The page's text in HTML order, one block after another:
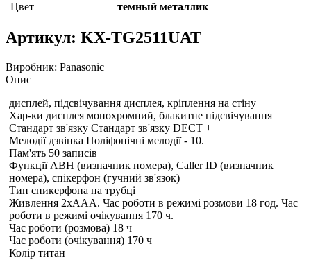
Цвет
темный металлик
Артикул: KX-TG2511UAT
Виробник: Panasonic
Опис
дисплей, підсвічування дисплея, кріплення на стіну
Хар-ки дисплея монохромний, блакитне підсвічування
Стандарт зв'язку Стандарт зв'язку DECT +
Мелодії дзвінка Поліфонічні мелодії - 10.
Пам'ять 50 записів
Функції АВН (визначник номера), Caller ID (визначник
номера), спікерфон (гучний зв'язок)
Тип спикерфона на трубці
Живлення 2xAAA. Час роботи в режимі розмови 18 год. Час
роботи в режимі очікування 170 ч.
Час роботи (розмова) 18 ч
Час роботи (очікування) 170 ч
Колір титан